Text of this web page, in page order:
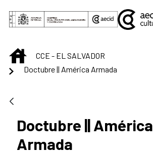
Saltar al contenido principal
INICIOCCE - EL SALVADOR
Doctubre || América Armada
Doctubre || América
Armada